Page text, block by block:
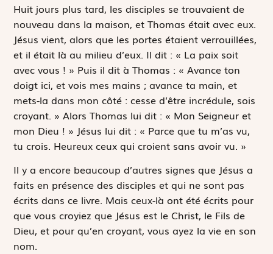
Huit jours plus tard, les disciples se trouvaient de
nouveau dans la maison, et Thomas était avec eux.
Jésus vient, alors que les portes étaient verrouillées,
et il était là au milieu d’eux. Il dit : « La paix soit
avec vous ! » Puis il dit à Thomas : « Avance ton
doigt ici, et vois mes mains ; avance ta main, et
mets-la dans mon côté : cesse d’être incrédule, sois
croyant. » Alors Thomas lui dit : « Mon Seigneur et
mon Dieu ! » Jésus lui dit : « Parce que tu m’as vu,
tu crois. Heureux ceux qui croient sans avoir vu. »
Il y a encore beaucoup d’autres signes que Jésus a
faits en présence des disciples et qui ne sont pas
écrits dans ce livre. Mais ceux-là ont été écrits pour
que vous croyiez que Jésus est le Christ, le Fils de
Dieu, et pour qu’en croyant, vous ayez la vie en son
nom.